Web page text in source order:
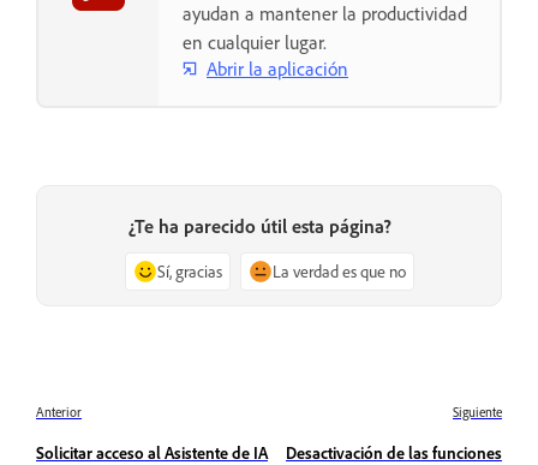
ayudan a mantener la productividad
en cualquier lugar.
Abrir la aplicación
¿Te ha parecido útil esta página?
Sí, gracias La verdad es que no
Anterior
Solicitar acceso al Asistente de IA
Siguiente
Desactivación de las funciones